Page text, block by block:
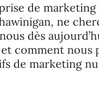
de
ne
dès
comment nous
de marketing